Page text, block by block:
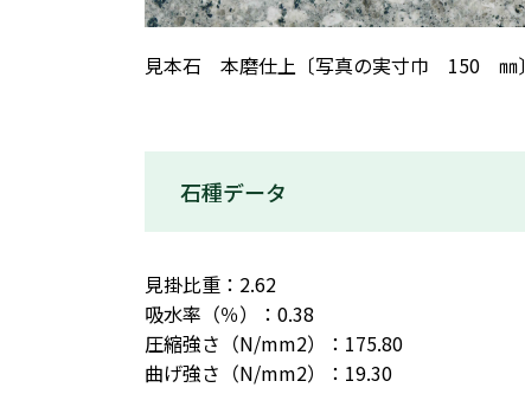
見本石 本磨仕上〔写真の実寸巾 150 ㎜〕
石種データ
見掛比重：2.62
吸水率（％）：0.38
圧縮強さ（N/mm2）：175.80
曲げ強さ（N/mm2）：19.30